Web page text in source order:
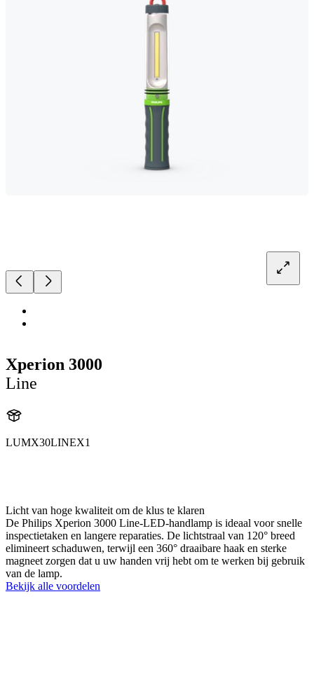
Xperion 3000
Line
LUMX30LINEX1
Licht van hoge kwaliteit om de klus te klaren
De Philips Xperion 3000 Line-LED-handlamp is ideaal voor snelle
inspectietaken en langere reparaties. De lichtstraal van 120° breed
elimineert schaduwen, terwijl een 360° draaibare haak en sterke
magneet zorgen dat u uw handen vrij hebt om te werken bij gebruik
van de lamp.
Bekijk alle voordelen